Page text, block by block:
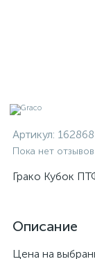
Артикул: 162868
Пока нет отзывов
Грако Кубок
Описание
Цена на